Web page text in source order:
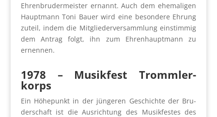
Ehren­bru­der­meis­ter ernannt. Auch dem ehe­ma­li­gen
Haupt­mann Toni Bau­er wird eine beson­de­re Ehrung
zuteil, indem die Mit­glie­der­ver­samm­lung ein­stim­mig
dem Antrag folgt, ihn zum Ehren­haupt­mann zu
ernen­nen.
1978 – Musik­fest Tromm­ler­
korps
Ein Höhe­punkt in der jün­ge­ren Geschich­te der Bru­
der­schaft ist die Aus­rich­tung des Musik­fes­tes des